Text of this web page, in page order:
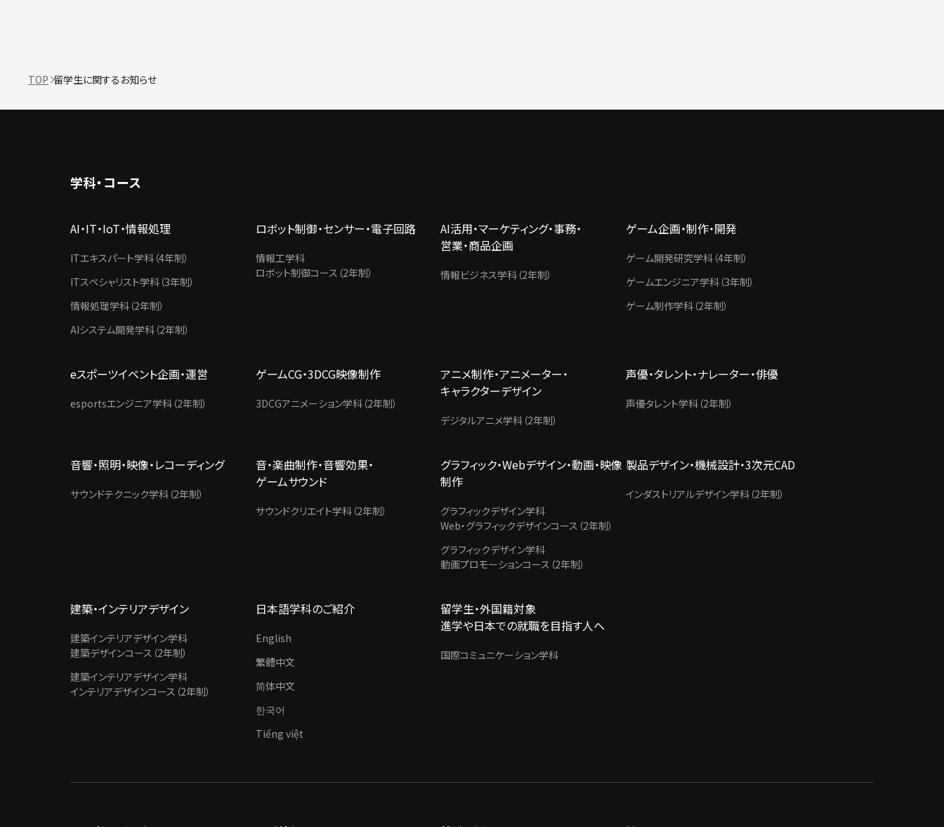
TOP 留学生に関するお知らせ
学科・コース
AI・IT・IoT・情報処理
ITエキスパート学科（4年制）
ITスペシャリスト学科（3年制）
情報処理学科（2年制）
AIシステム開発学科（2年制）
ロボット制御・センサー・電子回路
情報工学科
ロボット制御コース（2年制）
AI活用・マーケティング・事務・
営業・商品企画
情報ビジネス学科（2年制）
ゲーム企画・制作・開発
ゲーム開発研究学科（4年制）
ゲームエンジニア学科（3年制）
ゲーム制作学科（2年制）
eスポーツイベント企画・運営
esportsエンジニア学科（2年制）
ゲームCG・3DCG映像制作
3DCGアニメーション学科（2年制）
アニメ制作・アニメーター・
キャラクターデザイン
デジタルアニメ学科（2年制）
声優・タレント・ナレーター・俳優
声優タレント学科（2年制）
音響・照明・映像・レコーディング
サウンドテクニック学科（2年制）
音・楽曲制作・音響効果・
ゲームサウンド
サウンドクリエイト学科（2年制）
グラフィック・Webデザイン・動画・映像
制作
グラフィックデザイン学科
Web・グラフィックデザインコース（2年制）
グラフィックデザイン学科
動画プロモーションコース（2年制）
製品デザイン・機械設計・3次元CAD
インダストリアルデザイン学科（2年制）
建築・インテリアデザイン
建築インテリアデザイン学科
建築デザインコース（2年制）
建築インテリアデザイン学科
インテリアデザインコース（2年制）
日本語学科のご紹介
English
繁體中文
简体中文
한국어
Tiếng việt
留学生・外国籍対象
進学や日本での就職を目指す人へ
国際コミュニケーション学科